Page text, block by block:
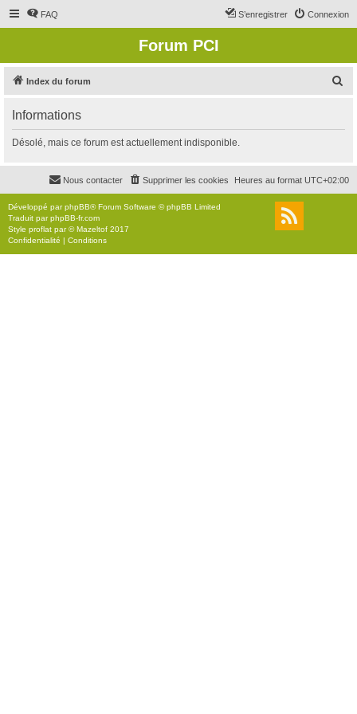
FAQ Connexion
S’enregistrer
Forum PCI
Index du forum
r
c
r
Informations
Désolé, mais ce forum est actuellement indisponible.
Heures au format UTC+02:00
Supprimer les cookies
Nous contacter
Développé parphpBB® Forum Software © phpBB Limited
Traduit parphpBB-fr.com
Style proflat par ©Mazeltof 2017
Confidentialité | Conditions